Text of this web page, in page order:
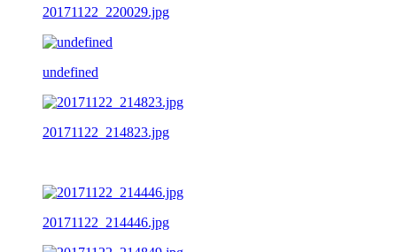
20171122_220029.jpg
undefined
20171122_214823.jpg
20171122_214446.jpg